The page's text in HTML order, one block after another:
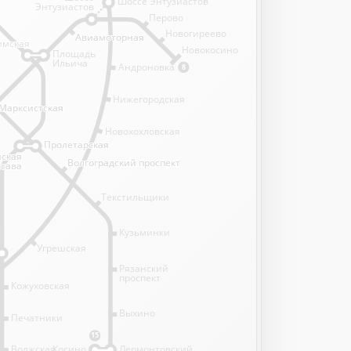
8
15
Андроновка
Нижегородская
Новохохловская
Угрешская
Текстильщики
Кузьминки
Рязанский
проспект
Выхино
Лермонтовский
Кожуховская
Печатники
Волжская
Перово
Новогиреево
Новокосино
Площадь
Ильича
Пролетарская
Пролетарская
Волгоградский проспект
Волгоградский проспект
Авиамоторная
Авиамоторная
Энтузиастов
Косино